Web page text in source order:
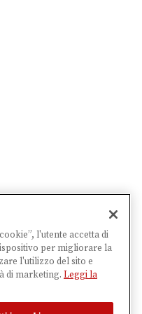
€
l'utente accetta di
per migliorare la
l'utilizzo del sito e
di marketing. Leggi la